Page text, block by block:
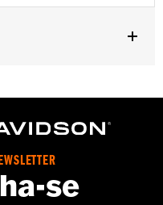
D® Detachables™ Sissy Bar
Quick Release Sissy
Also fits '18-later Softail®
Does not fit '21-later
se